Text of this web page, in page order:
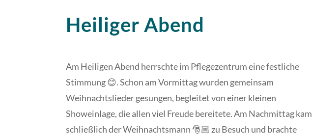
Heiliger Abend
Am Heiligen Abend herrschte im Pflegezentrum eine festliche
Stimmung 😊. Schon am Vormittag wurden gemeinsam
Weihnachtslieder gesungen, begleitet von einer kleinen
Showeinlage, die allen viel Freude bereitete. Am Nachmittag kam
schließlich der Weihnachtsmann 🎅🏼 zu Besuch und brachte